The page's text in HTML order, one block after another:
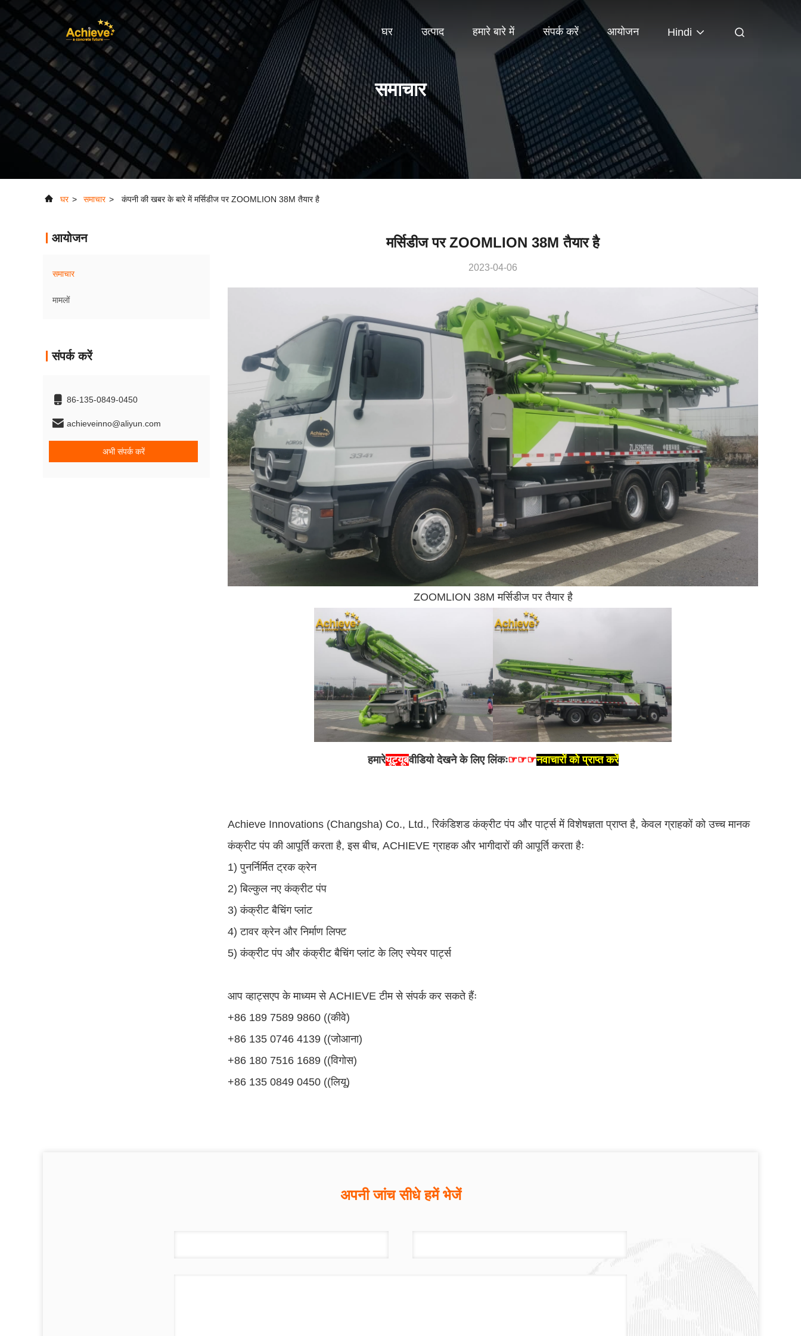
घर उत्पाद हमारे बारे में संपर्क करें आयोजन Hindi
समाचार
घर > समाचार > कंपनी की खबर के बारे में मर्सिडीज पर ZOOMLION 38M तैयार है
आयोजन
समाचार
मामलों
संपर्क करें
86-135-0849-0450
achieveinno@aliyun.com
अभी संपर्क करें
मर्सिडीज पर ZOOMLION 38M तैयार है
2023-04-06
ZOOMLION 38M मर्सिडीज पर तैयार है
हमारेयूट्यूबवीडियो देखने के लिए लिंकः☞☞☞नवाचारों को प्राप्त करें
Achieve Innovations (Changsha) Co., Ltd., रिकंडिशड कंक्रीट पंप और पार्ट्स में विशेषज्ञता प्राप्त है, केवल ग्राहकों को उच्च मानक
कंक्रीट पंप की आपूर्ति करता है, इस बीच, ACHIEVE ग्राहक और भागीदारों की आपूर्ति करता हैः
1) पुनर्निर्मित ट्रक क्रेन
2) बिल्कुल नए कंक्रीट पंप
3) कंक्रीट बैचिंग प्लांट
4) टावर क्रेन और निर्माण लिफ्ट
5) कंक्रीट पंप और कंक्रीट बैचिंग प्लांट के लिए स्पेयर पार्ट्स
आप व्हाट्सएप के माध्यम से ACHIEVE टीम से संपर्क कर सकते हैंः
+86 189 7589 9860 ((कीवे)
+86 135 0746 4139 ((जोआना)
+86 180 7516 1689 ((विगोस)
+86 135 0849 0450 ((लियू)
अपनी जांच सीधे हमें भेजें